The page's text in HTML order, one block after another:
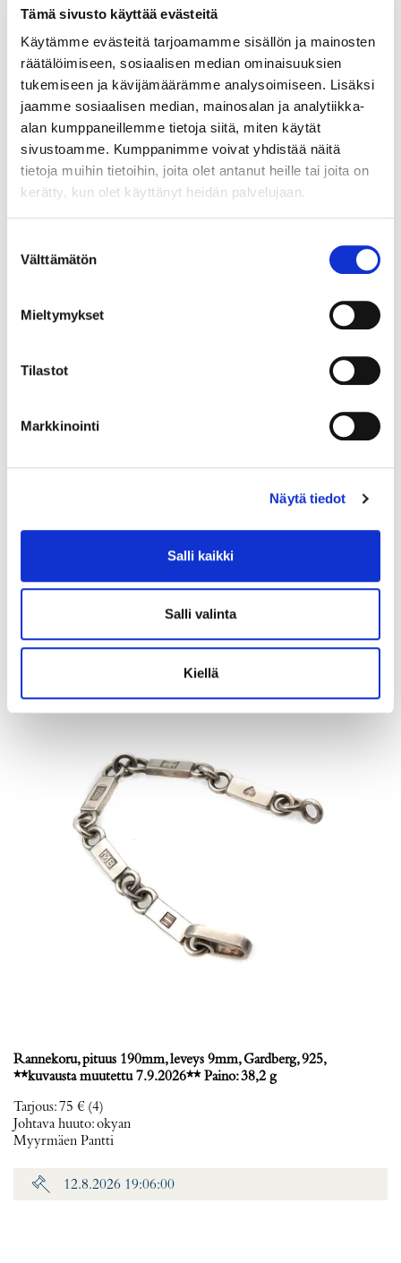
Tämä sivusto käyttää evästeitä
Käytämme evästeitä tarjoamamme sisällön ja mainosten
räätälöimiseen, sosiaalisen median ominaisuuksien
tukemiseen ja kävijämäärämme analysoimiseen. Lisäksi
jaamme sosiaalisen median, mainosalan ja analytiikka-
alan kumppaneillemme tietoja siitä, miten käytät
sivustoamme. Kumppanimme voivat yhdistää näitä
tietoja muihin tietoihin, joita olet antanut heille tai joita on
kerätty, kun olet käyttänyt heidän palvelujaan.
valinta
Välttämätön
Mieltymykset
Tilastot
Markkinointi
Näytä tiedot
Salli kaikki
Salli valinta
Kiellä
Lähtöhinta:30 €
Johtava huuto:
-
Myyrmäen Pantti
12.8.2026 19:33:30
Johtava huuto:kuningatar1_
12.8.2026 19:42:30
Rannekoru, pituus 190mm, leveys 9mm, Gardberg, 925,
**kuvausta muutettu 7.9.2026** Paino: 38,2 g
Tarjous:75 € (4)
Johtava huuto:okyan
Myyrmäen Pantti
12.8.2026 19:06:00